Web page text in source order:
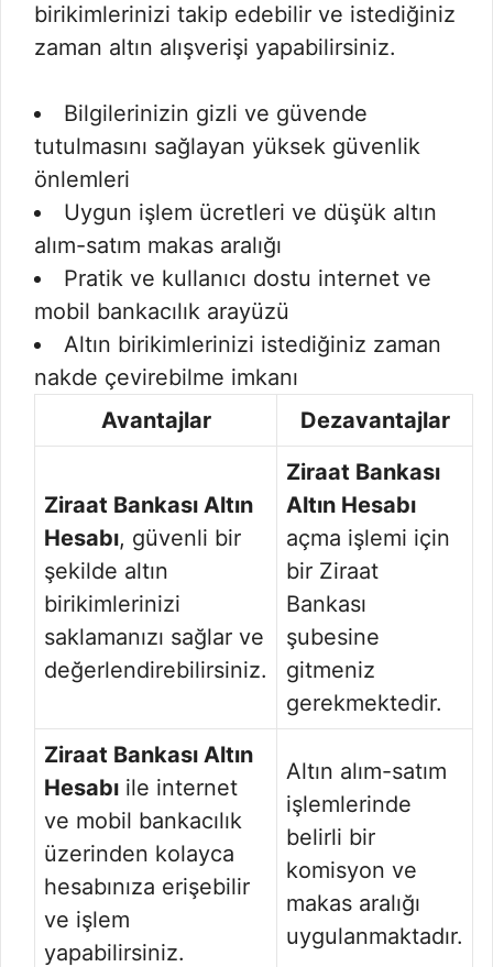
birikimlerinizi takip edebilir ve istediğiniz
zaman altın alışverişi yapabilirsiniz.
Bilgilerinizin gizli ve güvende
tutulmasını sağlayan yüksek güvenlik
önlemleri
Uygun işlem ücretleri ve düşük altın
alım-satım makas aralığı
Pratik ve kullanıcı dostu internet ve
mobil bankacılık arayüzü
Altın birikimlerinizi istediğiniz zaman
nakde çevirebilme imkanı
Avantajlar
Dezavantajlar
Ziraat Bankası Altın
Hesabı, güvenli bir
şekilde altın
birikimlerinizi
saklamanızı sağlar ve
değerlendirebilirsiniz.
Ziraat Bankası
Altın Hesabı
açma işlemi için
bir Ziraat
Bankası
şubesine
gitmeniz
gerekmektedir.
Ziraat Bankası Altın
Hesabı ile internet
ve mobil bankacılık
üzerinden kolayca
hesabınıza erişebilir
ve işlem
yapabilirsiniz.
Altın alım-satım
işlemlerinde
belirli bir
komisyon ve
makas aralığı
uygulanmaktadır.